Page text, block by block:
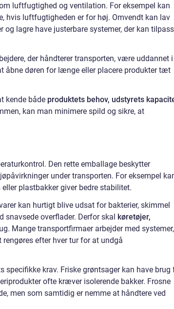
luftfugtighed og ventilation. For eksempel kan
hvis luftfugtigheden er for høj. Omvendt kan lav
lagre have justerbare systemer, der kan
der håndterer transporten, være uddannet i
åbne døren for længe eller placere produkter tæt
kende både produktets behov, udstyrets
kan man minimere spild og sikre, at
Den rette emballage beskytter
under transporten. For eksempel
plastbakker giver bedre stabilitet.
kan hurtigt blive udsat for bakterier, skimmel
snavsede overflader. Derfor skal køretøjer,
Mange transportfirmaer arbejder med systemer,
efter hver tur for at undgå
specifikke krav. Friske grøntsager kan have brug
ofte kræver isolerende bakker. Frosne
men som samtidig er nemme at håndtere ved